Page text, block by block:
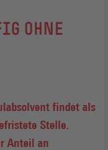
OHNE
findet als
Stelle.
Anteil an